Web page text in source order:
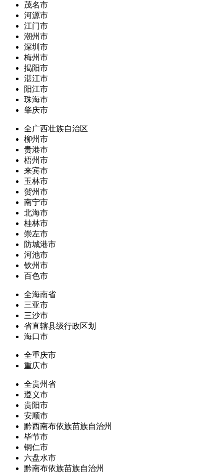
茂名市
河源市
江门市
潮州市
深圳市
梅州市
揭阳市
湛江市
阳江市
珠海市
肇庆市
全广西壮族自治区
柳州市
贵港市
梧州市
来宾市
玉林市
贺州市
南宁市
北海市
桂林市
崇左市
防城港市
河池市
钦州市
百色市
全海南省
三亚市
三沙市
省直辖县级行政区划
海口市
全重庆市
重庆市
全贵州省
遵义市
贵阳市
安顺市
黔西南布依族苗族自治州
毕节市
铜仁市
六盘水市
黔南布依族苗族自治州